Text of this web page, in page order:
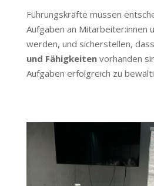
Führungskräfte müssen
Aufgaben an Mitarbeiter:innen
werden, und sicherstellen,
und Fähigkeitenvorhanden
Aufgaben erfolgreich zu